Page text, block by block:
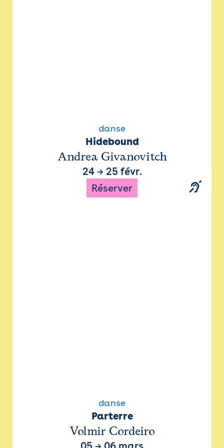
danse
Hidebound
Andrea Givanovitch
24→ 25 févr.
Réserver
danse
Parterre
Volmir Cordeiro